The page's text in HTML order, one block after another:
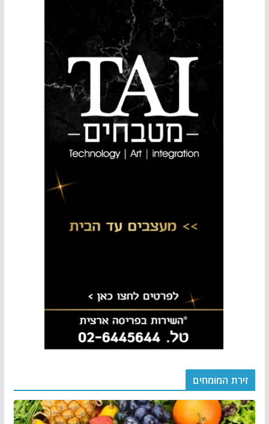
זירת המומחים